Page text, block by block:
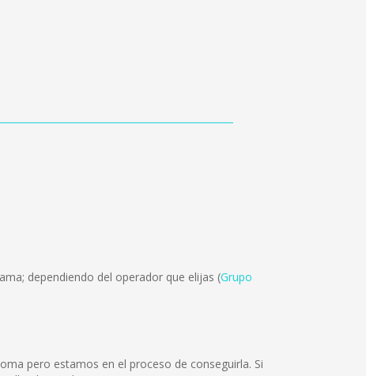
dependiendo del operador que elijas (Grupo
pero estamos en el proceso de conseguirla. Si